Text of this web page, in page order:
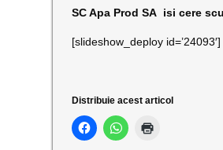
SC Apa Prod SA isi cere
[slideshow_deploy id=’24093′]
Distribuie acest articol